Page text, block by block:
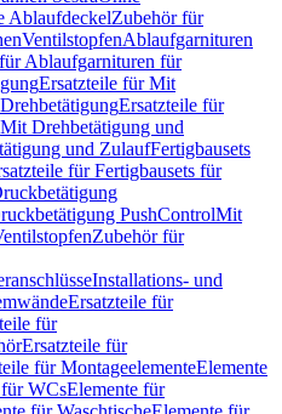
AblaufdeckelZubehör für
VentilstopfenAblaufgarnituren
Ablaufgarnituren für
Ersatzteile für Mit
Ersatzteile für
Mit Drehbetätigung und
und ZulaufFertigbausets
für Fertigbausets für
PushControlMit
Zubehör für
Installations- und
Ersatzteile für
für
Ersatzteile für
für MontageelementeElemente
WCsElemente für